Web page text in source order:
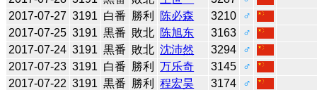
2017-07-27 3191 白番 勝利 陈必森 3210
♂
2017-07-25 3191 黒番 敗北 陈旭东 3163
♂
2017-07-24 3191 黒番 敗北 沈沛然 3294
♂
2017-07-23 3191 白番 勝利 万乐奇 3145
♂
2017-07-22 3191 黒番 勝利 程宏昊 3174
♂